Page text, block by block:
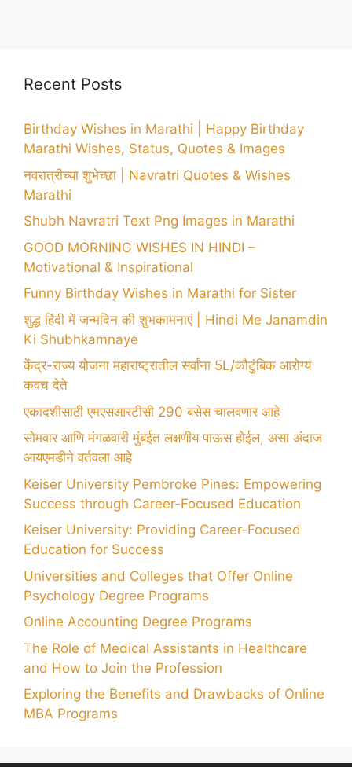
Recent Posts
Birthday Wishes in Marathi | Happy Birthday
Marathi Wishes, Status, Quotes & Images
नवरात्रीच्या शुभेच्छा | Navratri Quotes & Wishes
Marathi
Shubh Navratri Text Png Images in Marathi
GOOD MORNING WISHES IN HINDI –
Motivational & Inspirational
Funny Birthday Wishes in Marathi for Sister
शुद्ध हिंदी में जन्मदिन की शुभकामनाएं | Hindi Me Janamdin
Ki Shubhkamnaye
केंद्र-राज्य योजना महाराष्ट्रातील सर्वांना 5L/कौटुंबिक आरोग्य
कवच देते
एकादशीसाठी एमएसआरटीसी 290 बसेस चालवणार आहे
सोमवार आणि मंगळवारी मुंबईत लक्षणीय पाऊस होईल, असा अंदाज
आयएमडीने वर्तवला आहे
Keiser University Pembroke Pines: Empowering
Success through Career-Focused Education
Keiser University: Providing Career-Focused
Education for Success
Universities and Colleges that Offer Online
Psychology Degree Programs
Online Accounting Degree Programs
The Role of Medical Assistants in Healthcare
and How to Join the Profession
Exploring the Benefits and Drawbacks of Online
MBA Programs